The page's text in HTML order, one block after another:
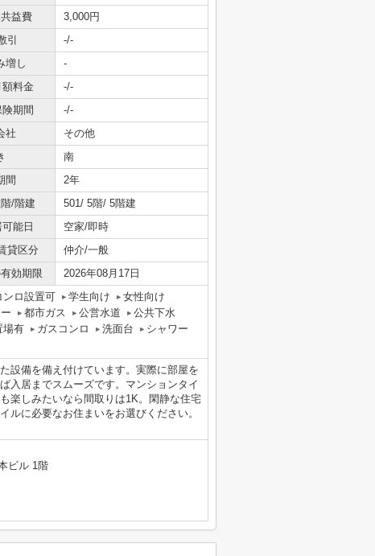
益費
3,000円
引
-/-
増し
-
料金
-/-
期間
-/-
社
その他
南
間
2年
/階建
501/ 5階/ 5階建
能日
空家/即時
貸区分
仲介/一般
効期限 2026年08月17日
ンロ設置可 学生向け
女性向け
都市ガス 公営水道
公共下水
場有 ガスコンロ 洗面台
シャワー
設備を備え付けています。実際に部屋を
入居までスムーズです。マンションタイ
楽しみたいなら間取りは1K。閑静な住宅
ルに必要なお住まいをお選びください。
ビル 1階